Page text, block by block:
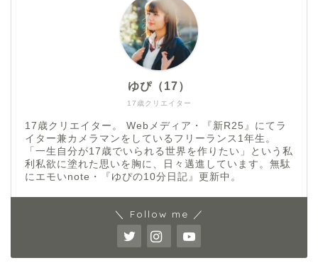
17歳クリエイター
ゆぴ（17）
17歳クリエイター。 Webメディア・『新R25』にてラ
イター兼カメラマンをしているフリーランス1年生。
「一生自分が17歳でいられる世界を作りたい」という私
利私欲に塗れた思いを胸に、日々邁進しています。無駄
にエモいnote・『ゆぴの10分日記』更新中。
＼ Follow me ／